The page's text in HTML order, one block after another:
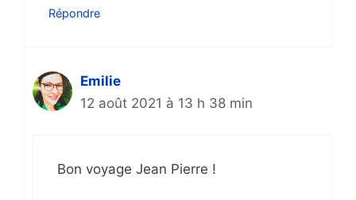
Répondre
Emilie
12 août 2021 à 13 h 38 min
Bon voyage Jean Pierre !